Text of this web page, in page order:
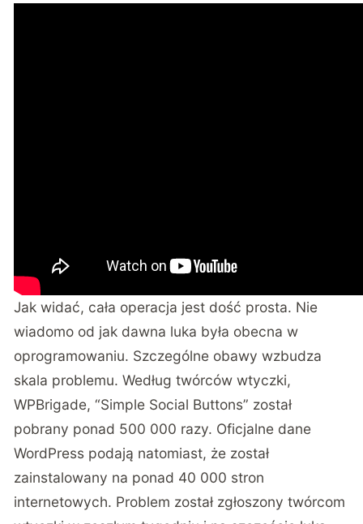
Jak widać, cała operacja jest dość prosta. Nie
wiadomo od jak dawna luka była obecna w
oprogramowaniu. Szczególne obawy wzbudza
skala problemu. Według twórców wtyczki,
WPBrigade, “Simple Social Buttons” został
pobrany ponad 500 000 razy. Oficjalne dane
WordPress podają natomiast, że został
zainstalowany na ponad 40 000 stron
internetowych. Problem został zgłoszony twórcom